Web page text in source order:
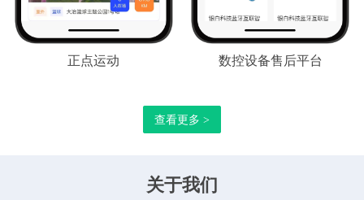
正点运动 数控设备售后平台
查看更多 >
关于我们